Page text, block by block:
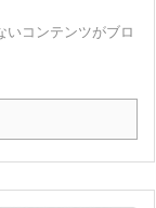
いコンテンツがブロ